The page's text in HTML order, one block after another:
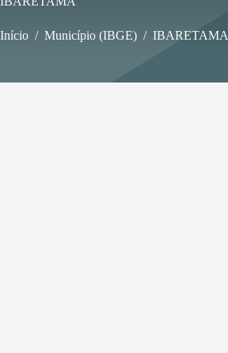
Início / Município (IBGE) / IBARETAMA